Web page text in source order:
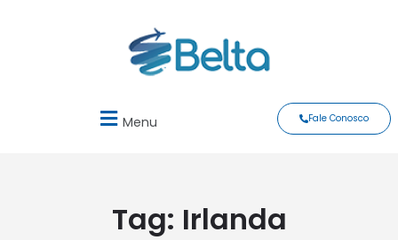
Menu Fale Conosco
Tag: Irlanda